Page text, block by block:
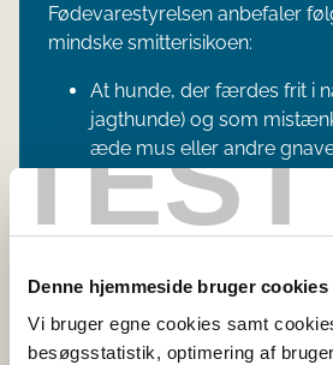
TEST
Denne hjemmeside bruger cookies
Vi bruger egne cookies samt
besøgsstatistik, optimering af
Fødeva​​restyrelsen anbefaler
mindske smitterisikoen:
At hunde, der færdes frit i
jagthunde) og som
æde mus eller andre
ormebehandles
At jagthunde, der bruges
efter jagt
Fødevar​​estyrelsen
At alle hunde, der